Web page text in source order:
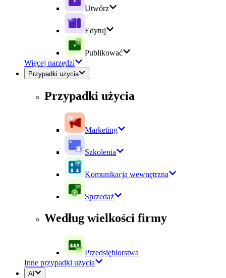
Utwórz
Edytuj
Publikować
Więcej narzędzi
Przypadki użycia
Przypadki użycia
Marketing
Szkolenia
Komunikacja wewnętrzna
Sprzedaż
Według wielkości firmy
Przedsiębiorstwa
Inne przypadki użycia
AI